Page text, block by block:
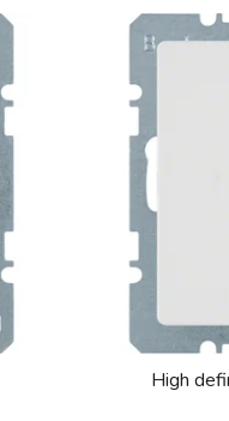
High